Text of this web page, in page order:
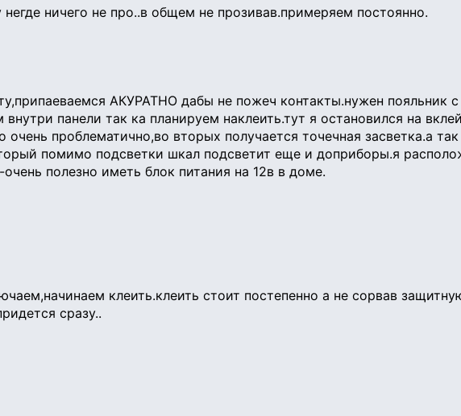
негде ничего не про..в общем не прозивав.примеряем постоянно.
АКУРАТНО дабы не пожеч контакты.нужен
панели так ка планируем наклеить.тут я остановился на
очень проблематично,во вторых получается точечная засветка.а
помимо подсветки шкал подсветит еще и доприборы.я
полезно иметь блок питания на 12в в доме.
клеить.клеить стоит постепенно а не сорвав
сразу..